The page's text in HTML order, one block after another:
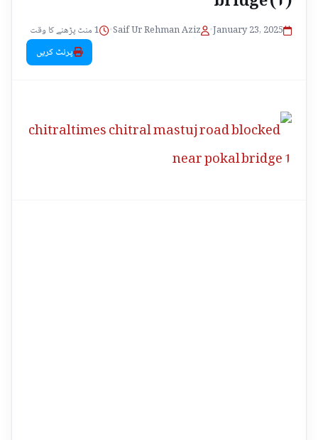
January 23, 2025
•
Saif Ur Rehman Aziz
•
1 منٹ پڑھنے کا وقت
پرنٹ کریں